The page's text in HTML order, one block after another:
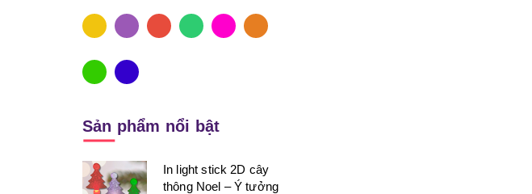
Sản phẩm nổi bật
In light stick 2D cây
thông Noel – Ý tưởng